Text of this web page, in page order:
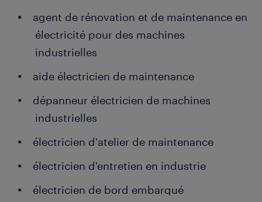
agent de rénovation et de maintenance en
électricité pour des machines
industrielles
aide électricien de maintenance
dépanneur électricien de machines
industrielles
électricien d'atelier de maintenance
électricien d'entretien en industrie
électricien de bord embarqué